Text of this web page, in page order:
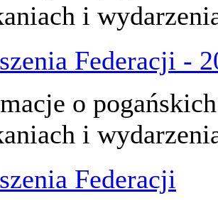
i
Federacji -
o pogańskich
i
Federacji